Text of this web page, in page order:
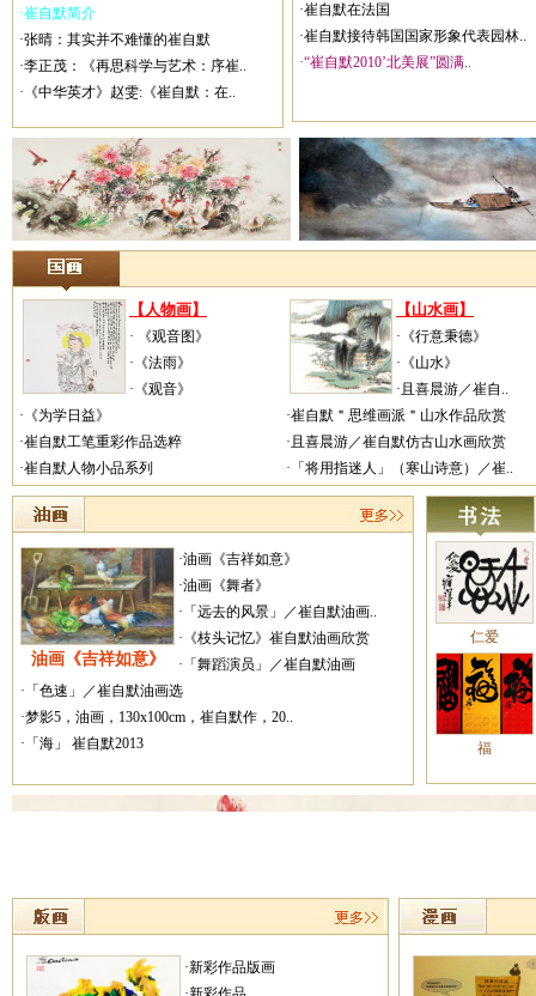
·崔自默简介
·张晴：其实并不难懂的崔自默
·李正茂：《再思科学与艺术：序崔..
·《中华英才》赵雯:《崔自默：在..
·崔自默在法国
·崔自默接待韩国国家形象代表园林..
·“崔自默2010’北美展”圆满..
【人物画】
· 《观音图》
·《法雨》
·《观音》
·《为学日益》
·崔自默工笔重彩作品选粹
·崔自默人物小品系列
【山水画】
·《行意秉德》
·《山水》
·且喜晨游／崔自..
·崔自默＂思维画派＂山水作品欣赏
·且喜晨游／崔自默仿古山水画欣赏
·「将用指迷人」（寒山诗意）／崔..
油画《吉祥如意》
·油画《吉祥如意》
·油画《舞者》
·「远去的风景」／崔自默油画..
·《枝头记忆》崔自默油画欣赏
·「舞蹈演员」／崔自默油画
·「色速」／崔自默油画选
·梦影5，油画，130x100cm，崔自默作，20..
·「海」 崔自默2013
仁爱
福
·新彩作品版画